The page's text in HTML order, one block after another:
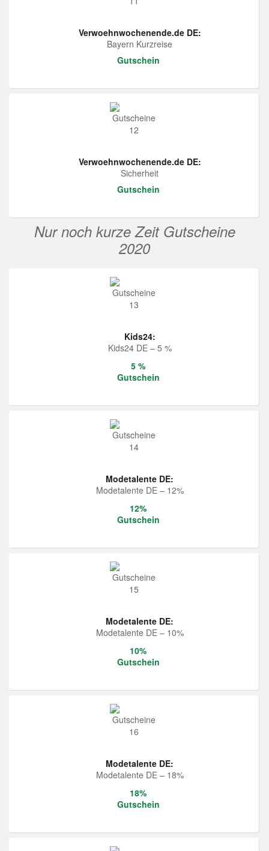
Verwoehnwochenende.de DE:
Bayern Kurzreise
Gutschein
Verwoehnwochenende.de DE:
Sicherheit
Gutschein
Nur noch kurze Zeit Gutscheine
2020
Kids24:
Kids24 DE – 5 %
5 %
Gutschein
Modetalente DE:
Modetalente DE – 12%
12%
Gutschein
Modetalente DE:
Modetalente DE – 10%
10%
Gutschein
Modetalente DE:
Modetalente DE – 18%
18%
Gutschein